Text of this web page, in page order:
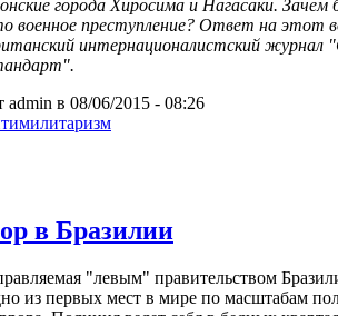
города Хиросима и Нагасаки. Зачем
военное преступление? Ответ на этот
интернационалистский журнал
admin в 08/06/2015 - 08:26
в Бразилии
"левым" правительством
из первых мест в мире по масштабам